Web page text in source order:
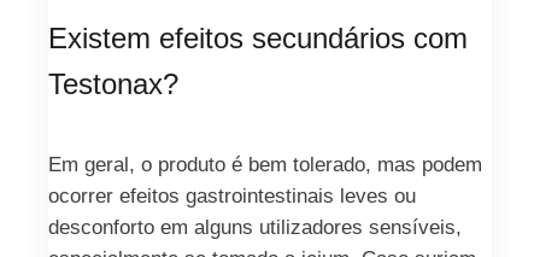
Existem efeitos secundários com
Testonax?
Em geral, o produto é bem tolerado, mas podem
ocorrer efeitos gastrointestinais leves ou
desconforto em alguns utilizadores sensíveis,